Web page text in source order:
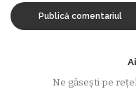
Ne găsești pe